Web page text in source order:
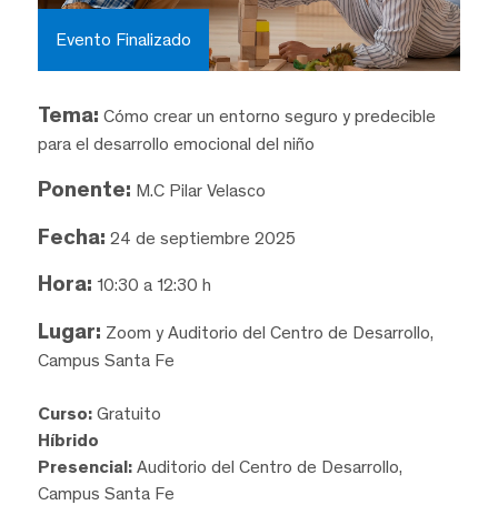
Evento Finalizado
Tema: Cómo crear un entorno seguro y predecible
para el desarrollo emocional del niño
Ponente: M.C Pilar Velasco
Fecha: 24 de septiembre 2025
Hora: 10:30 a 12:30 h
Lugar: Zoom y Auditorio del Centro de Desarrollo,
Campus Santa Fe
Curso:Gratuito
Híbrido
Presencial:Auditorio del Centro de Desarrollo,
Campus Santa Fe